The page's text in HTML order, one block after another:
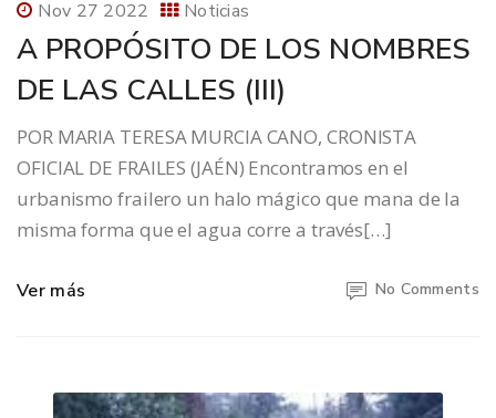
Nov 27 2022 Noticias
A PROPÓSITO DE LOS NOMBRES
DE LAS CALLES (III)
POR MARIA TERESA MURCIA CANO, CRONISTA
OFICIAL DE FRAILES (JAÉN) Encontramos en el
urbanismo frailero un halo mágico que mana de la
misma forma que el agua corre a través[…]
Ver más No Comments